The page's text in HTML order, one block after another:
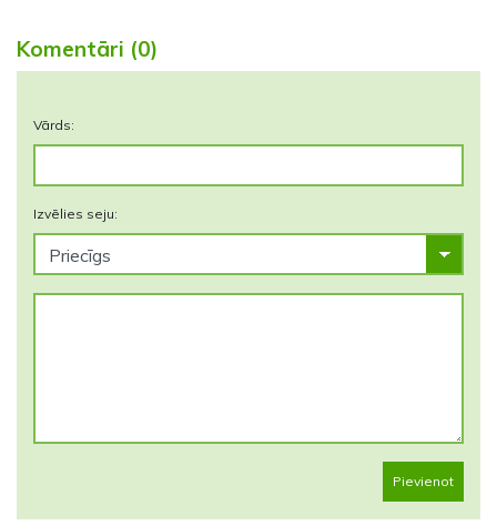
Komentāri (0)
Vārds:
Izvēlies seju:
Pievienot